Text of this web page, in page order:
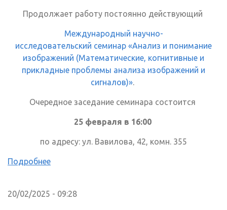
Продолжает работу постоянно действующий
Международный научно-
исследовательский семинар «Анализ и понимание
изображений (Математические, когнитивные и
прикладные проблемы анализа изображений и
сигналов)».
Очередное заседание семинара состоится
25 февраля в 16:00
по адресу: ул. Вавилова, 42, комн. 355
Подробнее
20/02/2025 - 09:28